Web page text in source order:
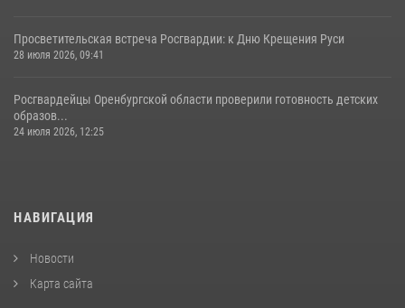
Просветительская встреча Росгвардии: к Дню Крещения Руси
28 июля 2026, 09:41
Росгвардейцы Оренбургской области проверили готовность детских
образов...
24 июля 2026, 12:25
НАВИГАЦИЯ
Новости
Карта сайта